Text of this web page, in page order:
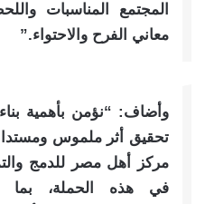
المجتمع المناسبات
معاني الفرح والاحتواء.”
وأضاف: “نؤمن بأهمية
تحقيق أثر ملموس
مركز أهل مصر للدمج
في هذه الحملة،